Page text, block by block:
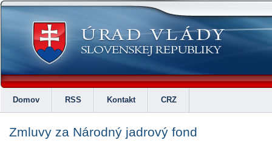
Domov RSS Kontakt CRZ
Zmluvy za Národný jadrový fond